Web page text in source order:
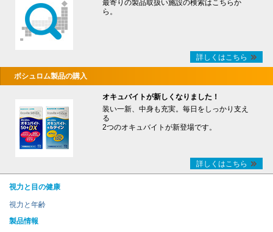
最寄りの製品取扱い施設の検索はこちらか
ら。
詳しくはこちら
ボシュロム製品の購入
オキュバイトが新しくなりました！
装い一新、中身も充実。毎日をしっかり支え
る
2つのオキュバイトが新登場です。
詳しくはこちら
視力と目の健康
視力と年齢
製品情報